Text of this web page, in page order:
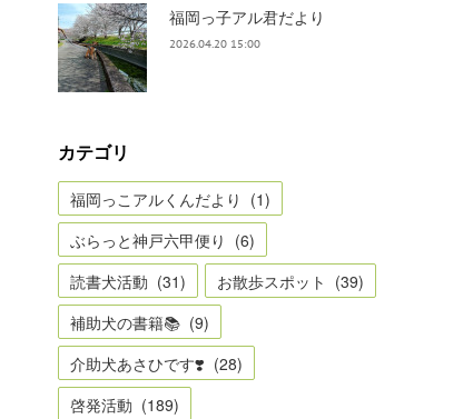
福岡っ子アル君だより
2026.04.20 15:00
カテゴリ
福岡っこアルくんだより (1)
ぶらっと神戸六甲便り (6)
読書犬活動 (31) お散歩スポット (39)
補助犬の書籍📚 (9)
介助犬あさひです❣️ (28)
啓発活動 (189)